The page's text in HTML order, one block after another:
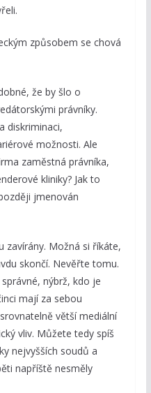
způsobem se chová
že by šlo o
právníky.
diskriminaci,
možnosti. Ale
zaměstná právníka,
kliniky? Jak to
jmenován
zavírány. Možná si říkáte,
skončí. Nevěřte tomu.
nýbrž, kdo je
mají za sebou
větší mediální
vliv. Můžete tedy spíš
nejvyšších soudů a
napříště nesměly